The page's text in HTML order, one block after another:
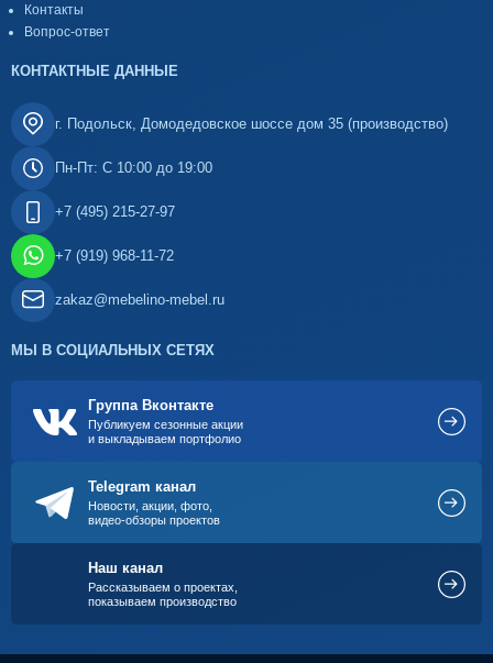
Контакты
Вопрос-ответ
КОНТАКТНЫЕ ДАННЫЕ
г. Подольск, Домодедовское шоссе дом 35 (производство)
Пн-Пт: С 10:00 до 19:00
+7 (495) 215-27-97
+7 (919) 968-11-72
zakaz@mebelino-mebel.ru
МЫ В СОЦИАЛЬНЫХ СЕТЯХ
Группа Вконтакте
Публикуем сезонные акции
и выкладываем портфолио
Telegram канал
Новости, акции, фото,
видео-обзоры проектов
Наш канал
Рассказываем о проектах,
показываем производство